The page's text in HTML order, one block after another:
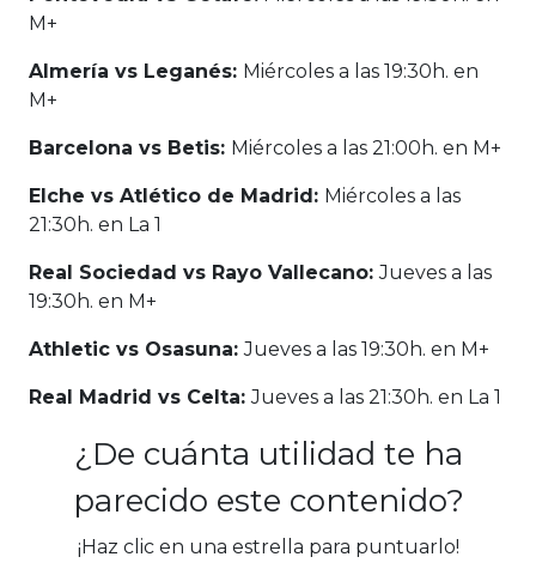
M+
Almería vs Leganés: Miércoles a las 19:30h. en
M+
Barcelona vs Betis: Miércoles a las 21:00h. en M+
Elche vs Atlético de Madrid: Miércoles a las
21:30h. en La 1
Real Sociedad vs Rayo Vallecano:Jueves a las
19:30h. en M+
Athletic vs Osasuna:Jueves a las 19:30h. en M+
Real Madrid vs Celta:Jueves a las 21:30h. en La 1
¿De cuánta utilidad te ha
parecido este contenido?
¡Haz clic en una estrella para puntuarlo!